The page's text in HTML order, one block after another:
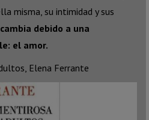
misma, su intimidad y sus
debido a una
el amor.
Elena Ferrante